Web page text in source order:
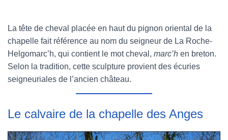
La tête de cheval placée en haut du pignon oriental de la
chapelle fait référence au nom du seigneur de La Roche-
Helgomarc’h, qui contient le mot cheval, marc’h en breton.
Selon la tradition, cette sculpture provient des écuries
seigneuriales de l’ancien château.
Le calvaire de la chapelle des Anges